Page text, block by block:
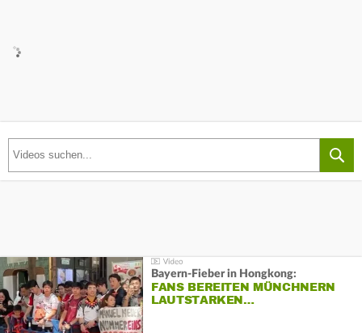
Bayern-Fieber in Hongkong:
FANS BEREITEN MÜNCHNERN
LAUTSTARKEN…